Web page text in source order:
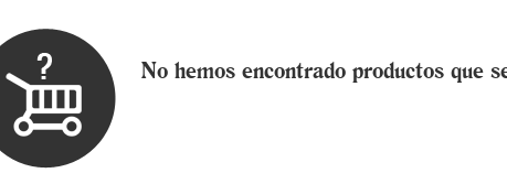
No hemos encontrado productos que